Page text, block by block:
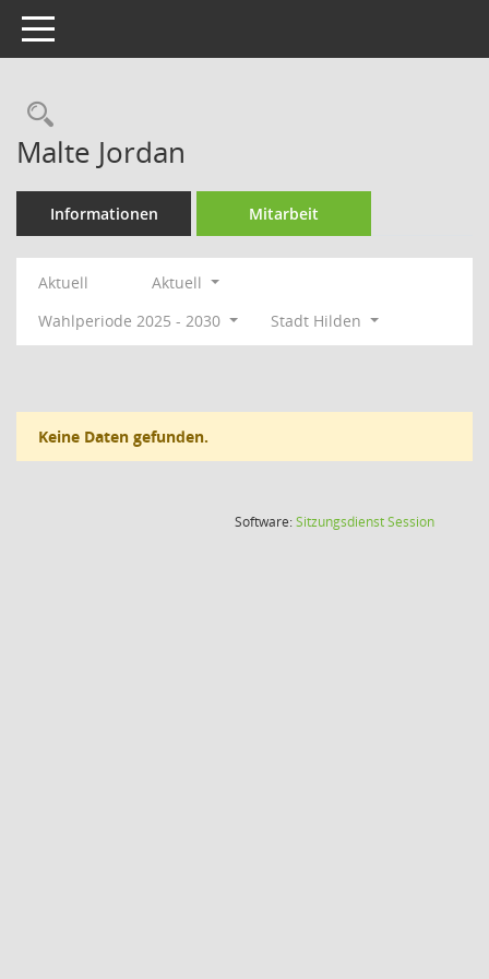
Toggle navigation
Rechercheauswahl
Malte Jordan
Informationen Mitarbeit
Aktuell
Aktuell
Wahlperiode 2025 - 2030
Stadt Hilden
Keine Daten gefunden.
Software:SitzungsdienstSession(Wird in